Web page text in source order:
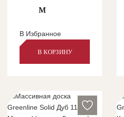
м
В Избранное
В КОРЗИНУ